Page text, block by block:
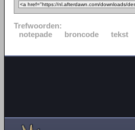
Trefwoorden:
notepade
broncode tekst